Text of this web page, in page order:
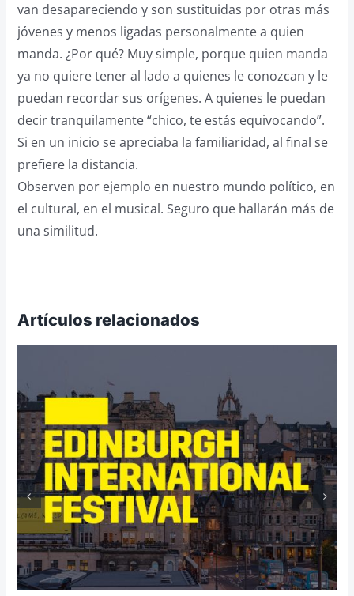
van desapareciendo y son sustituidas por otras más
jóvenes y menos ligadas personalmente a quien
manda. ¿Por qué? Muy simple, porque quien manda
ya no quiere tener al lado a quienes le conozcan y le
puedan recordar sus orígenes. A quienes le puedan
decir tranquilamente “chico, te estás equivocando”.
Si en un inicio se apreciaba la familiaridad, al final se
prefiere la distancia.
Observen por ejemplo en nuestro mundo político, en
el cultural, en el musical. Seguro que hallarán más de
una similitud.
Artículos relacionados